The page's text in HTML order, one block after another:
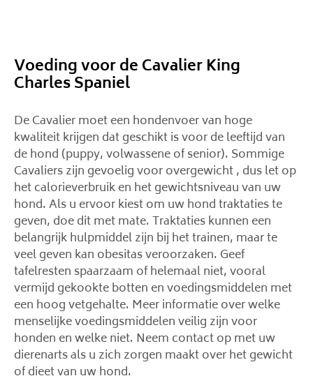
Voeding voor de Cavalier King
Charles Spaniel
De Cavalier moet een hondenvoer van hoge
kwaliteit krijgen dat geschikt is voor de leeftijd van
de hond (puppy, volwassene of senior). Sommige
Cavaliers zijn gevoelig voor overgewicht , dus let op
het calorieverbruik en het gewichtsniveau van uw
hond. Als u ervoor kiest om uw hond traktaties te
geven, doe dit met mate. Traktaties kunnen een
belangrijk hulpmiddel zijn bij het trainen, maar te
veel geven kan obesitas veroorzaken. Geef
tafelresten spaarzaam of helemaal niet, vooral
vermijd gekookte botten en voedingsmiddelen met
een hoog vetgehalte. Meer informatie over welke
menselijke voedingsmiddelen veilig zijn voor
honden en welke niet. Neem contact op met uw
dierenarts als u zich zorgen maakt over het gewicht
of dieet van uw hond.